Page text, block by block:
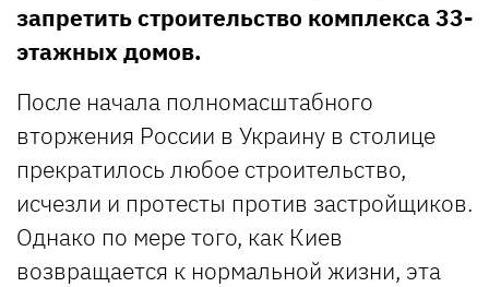
запретить строительство комплекса 33-
этажных домов.
После начала полномасштабного
вторжения России в Украину в столице
прекратилось любое строительство,
исчезли и протесты против застройщиков.
Однако по мере того, как Киев
возвращается к нормальной жизни, эта